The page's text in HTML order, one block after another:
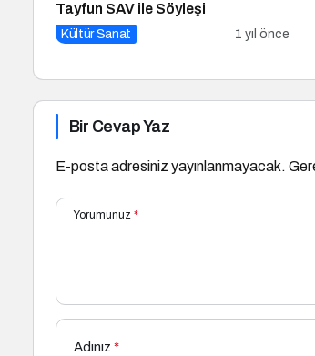
Tayfun SAV ile Söyleşi
Kültür Sanat 1 yıl önce
Bir Cevap Yaz
E-posta adresiniz yayınlanmayacak.
Yorumunuz *
Adınız *